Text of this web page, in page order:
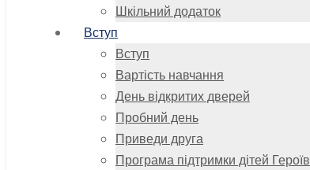
Шкільний додаток
Вступ
Вступ
Вартість навчання
День відкритих дверей
Пробний день
Приведи друга
Програма підтримки дітей Героїв